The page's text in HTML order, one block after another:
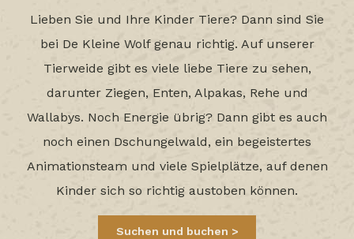
Lieben Sie und Ihre Kinder Tiere? Dann sind Sie
bei De Kleine Wolf genau richtig. Auf unserer
Tierweide gibt es viele liebe Tiere zu sehen,
darunter Ziegen, Enten, Alpakas, Rehe und
Wallabys. Noch Energie übrig? Dann gibt es auch
noch einen Dschungelwald, ein begeistertes
Animationsteam und viele Spielplätze, auf denen
Kinder sich so richtig austoben können.
Suchen und buchen